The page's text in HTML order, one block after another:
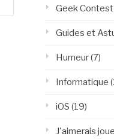
Geek Contest
Guides et
Humeur(7)
Informatique
iOS (19)
J'aimerais